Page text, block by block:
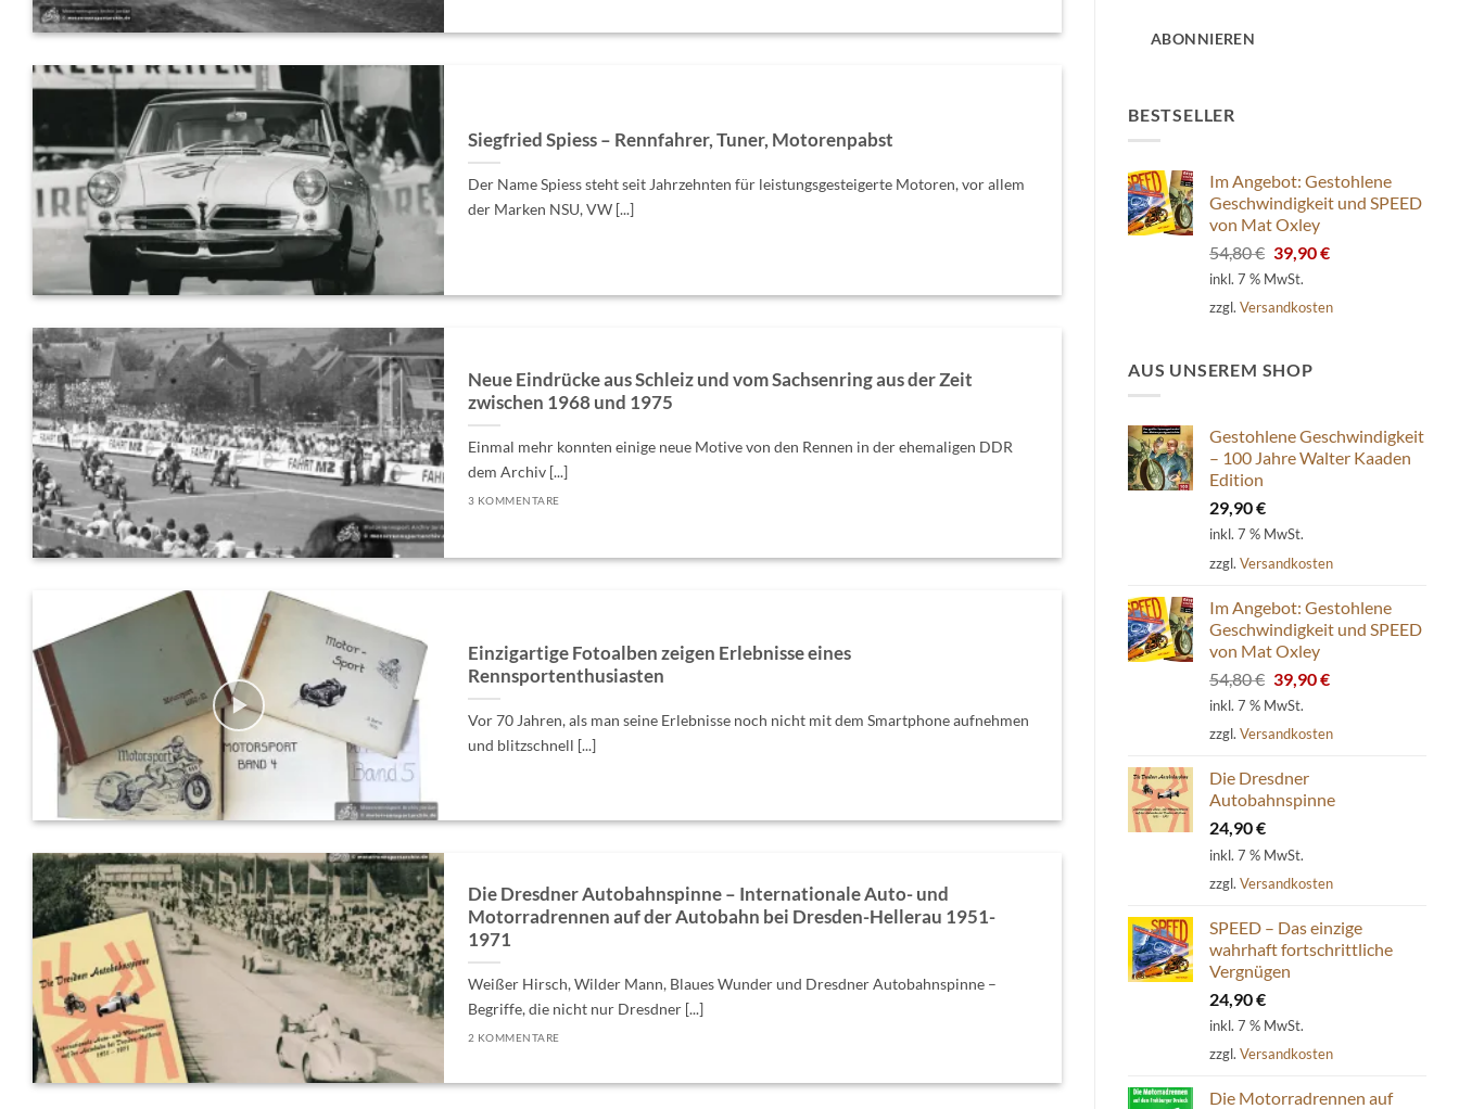
Siegfried Spiess – Rennfahrer, Tuner, Motorenpabst
Der Name Spiess steht seit Jahrzehnten für leistungsgesteigerte Motoren, vor allem
der Marken NSU, VW [...]
Neue Eindrücke aus Schleiz und vom Sachsenring aus der Zeit
zwischen 1968 und 1975
Einmal mehr konnten einige neue Motive von den Rennen in der ehemaligen DDR
dem Archiv [...]
3 KOMMENTARE
Einzigartige Fotoalben zeigen Erlebnisse eines
Rennsportenthusiasten
Vor 70 Jahren, als man seine Erlebnisse noch nicht mit dem Smartphone aufnehmen
und blitzschnell [...]
Die Dresdner Autobahnspinne – Internationale Auto- und
Motorradrennen auf der Autobahn bei Dresden-Hellerau 1951-
1971
Weißer Hirsch, Wilder Mann, Blaues Wunder und Dresdner Autobahnspinne –
Begriffe, die nicht nur Dresdner [...]
2 KOMMENTARE
ABONNIEREN
BESTSELLER
Im Angebot: Gestohlene
Geschwindigkeit und SPEED
von Mat Oxley
54,80€ Ursprünglicher
Preis
war:
54,80 €
39,90€Aktueller
39,90 €.
inkl. 7 % MwSt.
zzgl. Versandkosten
AUS UNSEREM SHOP
Gestohlene Geschwindigkeit
– 100 Jahre Walter Kaaden
Edition
29,90€
inkl. 7 % MwSt.
zzgl. Versandkosten
Im Angebot: Gestohlene
Geschwindigkeit und SPEED
von Mat Oxley
54,80€ Ursprünglicher
Preis
54,80 €
39,90€Aktueller
39,90 €.
inkl. 7 % MwSt.
zzgl. Versandkosten
Die Dresdner
Autobahnspinne
24,90€
inkl. 7 % MwSt.
zzgl. Versandkosten
SPEED – Das einzige
wahrhaft fortschrittliche
Vergnügen
24,90€
inkl. 7 % MwSt.
zzgl. Versandkosten
Die Motorradrennen auf